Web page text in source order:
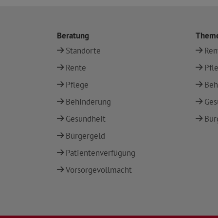
Beratung
Standorte
Rente
Pflege
Behinderung
Gesundheit
Bürgergeld
Patientenverfügung
Vorsorgevollmacht